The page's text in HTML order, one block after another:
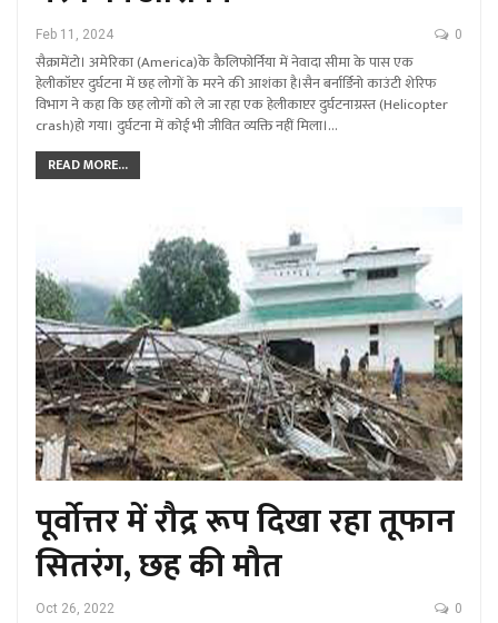
Feb 11, 2024 0
सैक्रामेंटो। अमेरिका (America)के कैलिफोर्निया में नेवादा सीमा के पास एक
हेलीकॉप्टर दुर्घटना में छह लोगों के मरने की आशंका है।सैन बर्नार्डिनो काउंटी शेरिफ
विभाग ने कहा कि छह लोगों को ले जा रहा एक हेलीकाप्टर दुर्घटनाग्रस्त (Helicopter
crash)हो गया। दुर्घटना में कोई भी जीवित व्यक्ति नहीं मिला।…
READ MORE...
पूर्वोत्तर में रौद्र रूप दिखा रहा तूफान
सितरंग, छह की मौत
Oct 26, 2022 0